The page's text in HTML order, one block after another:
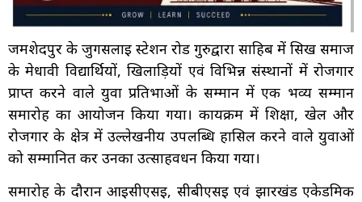
जमशेदपुर के जुगसलाई स्टेशन रोड गुरुद्वारा साहिब में सिख समाज
के मेधावी विद्यार्थियों, खिलाड़ियों एवं विभिन्न संस्थानों में रोजगार
प्राप्त करने वाले युवा प्रतिभाओं के सम्मान में एक भव्य सम्मान
समारोह का आयोजन किया गया। कार्यक्रम में शिक्षा, खेल और
रोजगार के क्षेत्र में उल्लेखनीय उपलब्धि हासिल करने वाले युवाओं
को सम्मानित कर उनका उत्साहवर्धन किया गया।
समारोह के दौरान आईसीएसई, सीबीएसई एवं झारखंड एकेडमिक